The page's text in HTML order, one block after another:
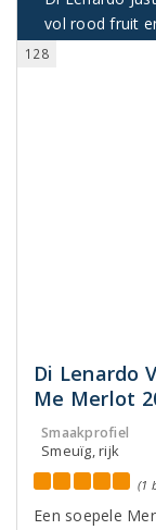
vol rood fruit
128
Di Lenardo
Me Merlot
Smaakprofiel
Smeuïg, rijk
(1
Een soepele